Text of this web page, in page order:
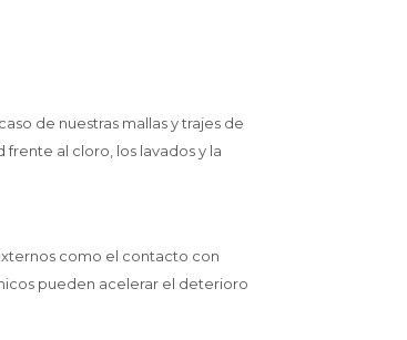
de nuestras mallas y trajes de
frente al cloro, los lavados y la
como el contacto con
pueden acelerar el deterioro